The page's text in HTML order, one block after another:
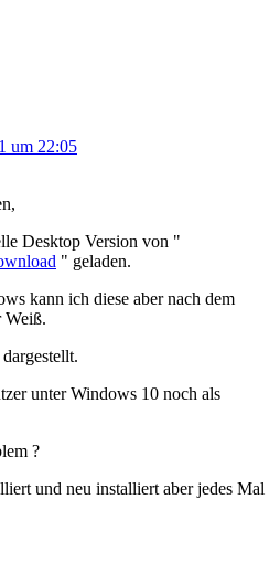
um 22:05
Desktop Version von "
" geladen.
kann ich diese aber nach dem
Weiß.
unter Windows 10 noch als
?
und neu installiert aber jedes Mal